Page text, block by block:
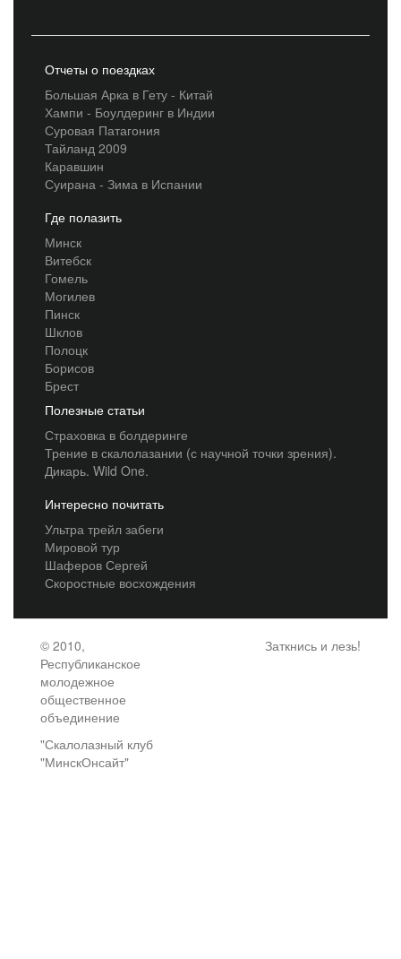
Отчеты о поездках
Большая Арка в Гету - Китай
Хампи - Боулдеринг в Индии
Суровая Патагония
Тайланд 2009
Каравшин
Суирана - Зима в Испании
Где полазить
Минск
Витебск
Гомель
Могилев
Пинск
Шклов
Полоцк
Борисов
Брест
Полезные статьи
Страховка в болдеринге
Трение в скалолазании (с научной точки зрения).
Дикарь. Wild One.
Интересно почитать
Ультра трейл забеги
Мировой тур
Шаферов Сергей
Скоростные восхождения
© 2010,
Республиканское
молодежное
общественное
объединение
"Скалолазный клуб
"МинскОнсайт"
Заткнись и лезь!